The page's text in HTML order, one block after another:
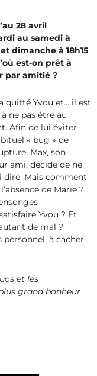
28 avril
au samedi à
dimanche à 18h15
est-on prêt à
par amitié ?
quitté Yvou et… il est
ne pas être au
Afin de lui éviter
« bug » de
Max, son
ami, décide de ne
dire. Mais comment
de Marie ?
Yvou ? Et
de mal ?
personnel, à cacher
et les
grand bonheur